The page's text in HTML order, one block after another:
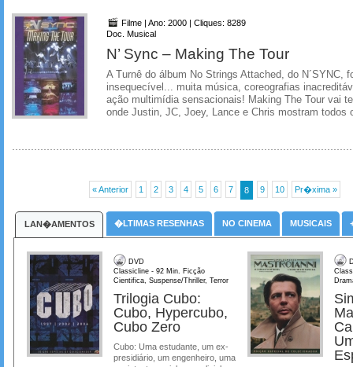
Filme | Ano: 2000 | Cliques: 8289
Doc. Musical
N’ Sync – Making The Tour
A Turnê do álbum No Strings Attached, do N´SYNC,
insequecível... muita música, coreografias
ação multimídia sensacionais! Making The Tour vai
onde Justin, JC, Joey, Lance e Chris mostram todos
« Anterior 1 2 3 4 5 6 7 8 9 10 Pr�xima »
LAN�AMENTOS �LTIMAS RESENHAS NO CINEMA MUSICAIS
DVD
Classicline - 92 Min. Ficção
Cientifica, Suspense/Thriller, Terror
Trilogia Cubo:
Cubo, Hypercubo,
Cubo Zero
Cubo: Uma estudante, um ex-
presidiário, um engenheiro, uma